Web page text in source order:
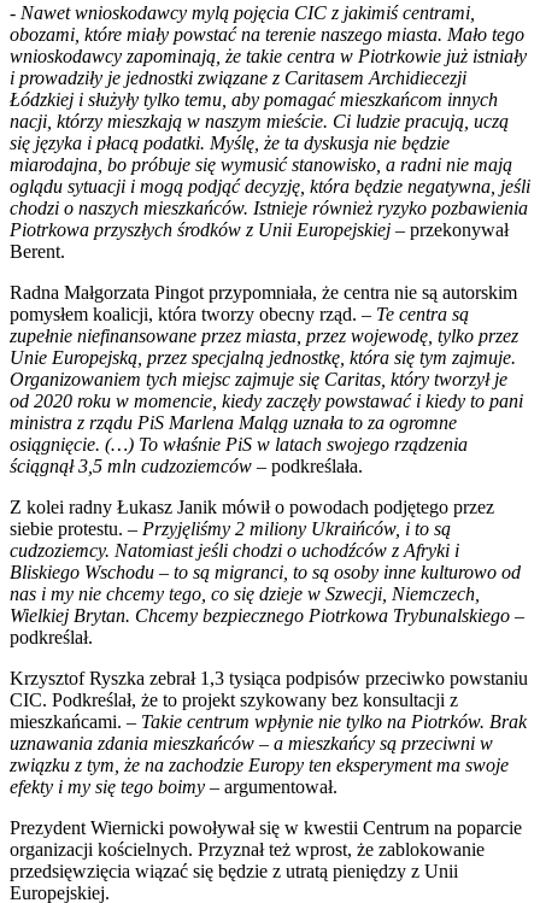
- Nawet wnioskodawcy mylą pojęcia CIC z jakimiś centrami,
obozami, które miały powstać na terenie naszego miasta. Mało tego
wnioskodawcy zapominają, że takie centra w Piotrkowie już istniały
i prowadziły je jednostki związane z Caritasem Archidiecezji
Łódzkiej i służyły tylko temu, aby pomagać mieszkańcom innych
nacji, którzy mieszkają w naszym mieście. Ci ludzie pracują, uczą
się języka i płacą podatki. Myślę, że ta dyskusja nie będzie
miarodajna, bo próbuje się wymusić stanowisko, a radni nie mają
oglądu sytuacji i mogą podjąć decyzję, która będzie negatywna, jeśli
chodzi o naszych mieszkańców. Istnieje również ryzyko pozbawienia
Piotrkowa przyszłych środków z Unii Europejskiej – przekonywał
Berent.
Radna Małgorzata Pingot przypomniała, że centra nie są autorskim
pomysłem koalicji, która tworzy obecny rząd. – Te centra są
zupełnie niefinansowane przez miasta, przez wojewodę, tylko przez
Unie Europejską, przez specjalną jednostkę, która się tym zajmuje.
Organizowaniem tych miejsc zajmuje się Caritas, który tworzył je
od 2020 roku w momencie, kiedy zaczęły powstawać i kiedy to pani
ministra z rządu PiS Marlena Maląg uznała to za ogromne
osiągnięcie. (…) To właśnie PiS w latach swojego rządzenia
ściągnął 3,5 mln cudzoziemców – podkreślała.
Z kolei radny Łukasz Janik mówił o powodach podjętego przez
siebie protestu. – Przyjęliśmy 2 miliony Ukraińców, i to są
cudzoziemcy. Natomiast jeśli chodzi o uchodźców z Afryki i
Bliskiego Wschodu – to są migranci, to są osoby inne kulturowo od
nas i my nie chcemy tego, co się dzieje w Szwecji, Niemczech,
Wielkiej Brytan. Chcemy bezpiecznego Piotrkowa Trybunalskiego –
podkreślał.
Krzysztof Ryszka zebrał 1,3 tysiąca podpisów przeciwko powstaniu
CIC. Podkreślał, że to projekt szykowany bez konsultacji z
mieszkańcami. – Takie centrum wpłynie nie tylko na Piotrków. Brak
uznawania zdania mieszkańców – a mieszkańcy są przeciwni w
związku z tym, że na zachodzie Europy ten eksperyment ma swoje
efekty i my się tego boimy – argumentował.
Prezydent Wiernicki powoływał się w kwestii Centrum na poparcie
organizacji kościelnych. Przyznał też wprost, że zablokowanie
przedsięwzięcia wiązać się będzie z utratą pieniędzy z Unii
Europejskiej.